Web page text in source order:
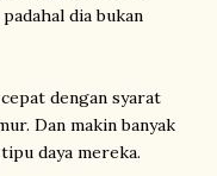
dia bukan
dengan syarat
Dan makin banyak
daya mereka.